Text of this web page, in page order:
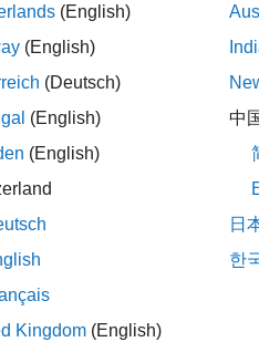
or security vulnerabilities.
Analysis and Dynamic
for static analysis and
Platform User Interface
(English)
(English)
(Deutsch)
(English)
(English)
Kingdom (English)
中
日
한